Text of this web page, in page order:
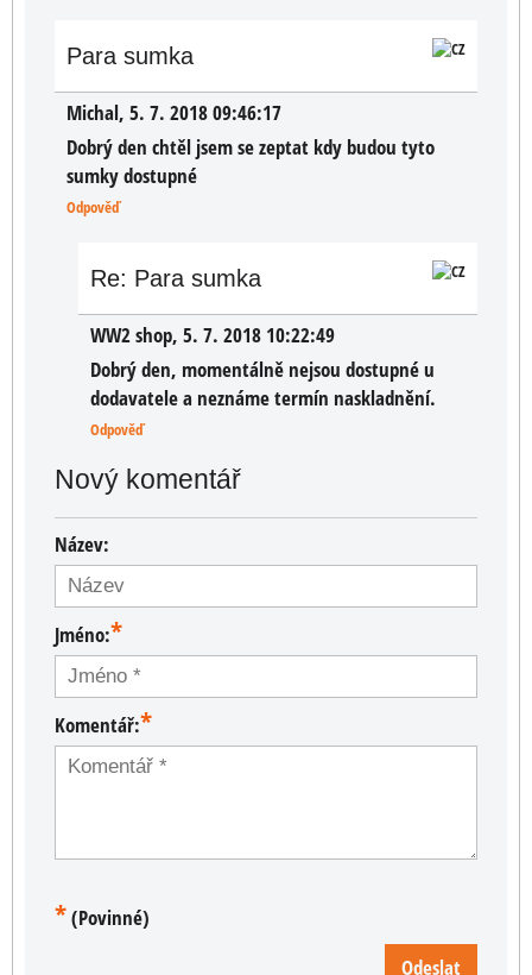
Para sumka
Michal, 5. 7. 2018 09:46:17
Dobrý den chtěl jsem se zeptat kdy budou tyto
sumky dostupné
Odpověď
Re: Para sumka
WW2 shop, 5. 7. 2018 10:22:49
Dobrý den, momentálně nejsou dostupné u
dodavatele a neznáme termín naskladnění.
Odpověď
Nový komentář
Název:
Jméno:*
Komentář:*
*(Povinné)
Odeslat